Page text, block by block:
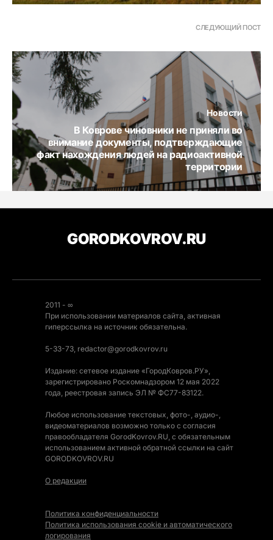
СЛЕДУЮЩИЙ ПОСТ
Новости
В Коврове чиновники не приняли во
внимание документы, подтверждающие
факт нахождения людей на радиоактивной
территории
GORODKOVROV.RU
2011 - ∞
При использовании материалов сайта, активная
гиперссылка на источник обязательна.
5-33-73, redactor@gorodkovrov.ru
Издание: сетевое издание «ГородКовров.РУ»,
зарегистрировано Роскомнадзором 12 мая 2022
года, реестровая запись ЭЛ № ФС77-83122.
Любое использование текстовых, фото-, аудио-,
видеоматериалов возможно только с согласия
правообладателя GorodKovrov.RU, с обязательным
использованием активной обратной ссылки на сайт
GORODKOVROV.RU
О редакции
Политика конфиденциальности
Политика использования cookie и автоматического
логирования